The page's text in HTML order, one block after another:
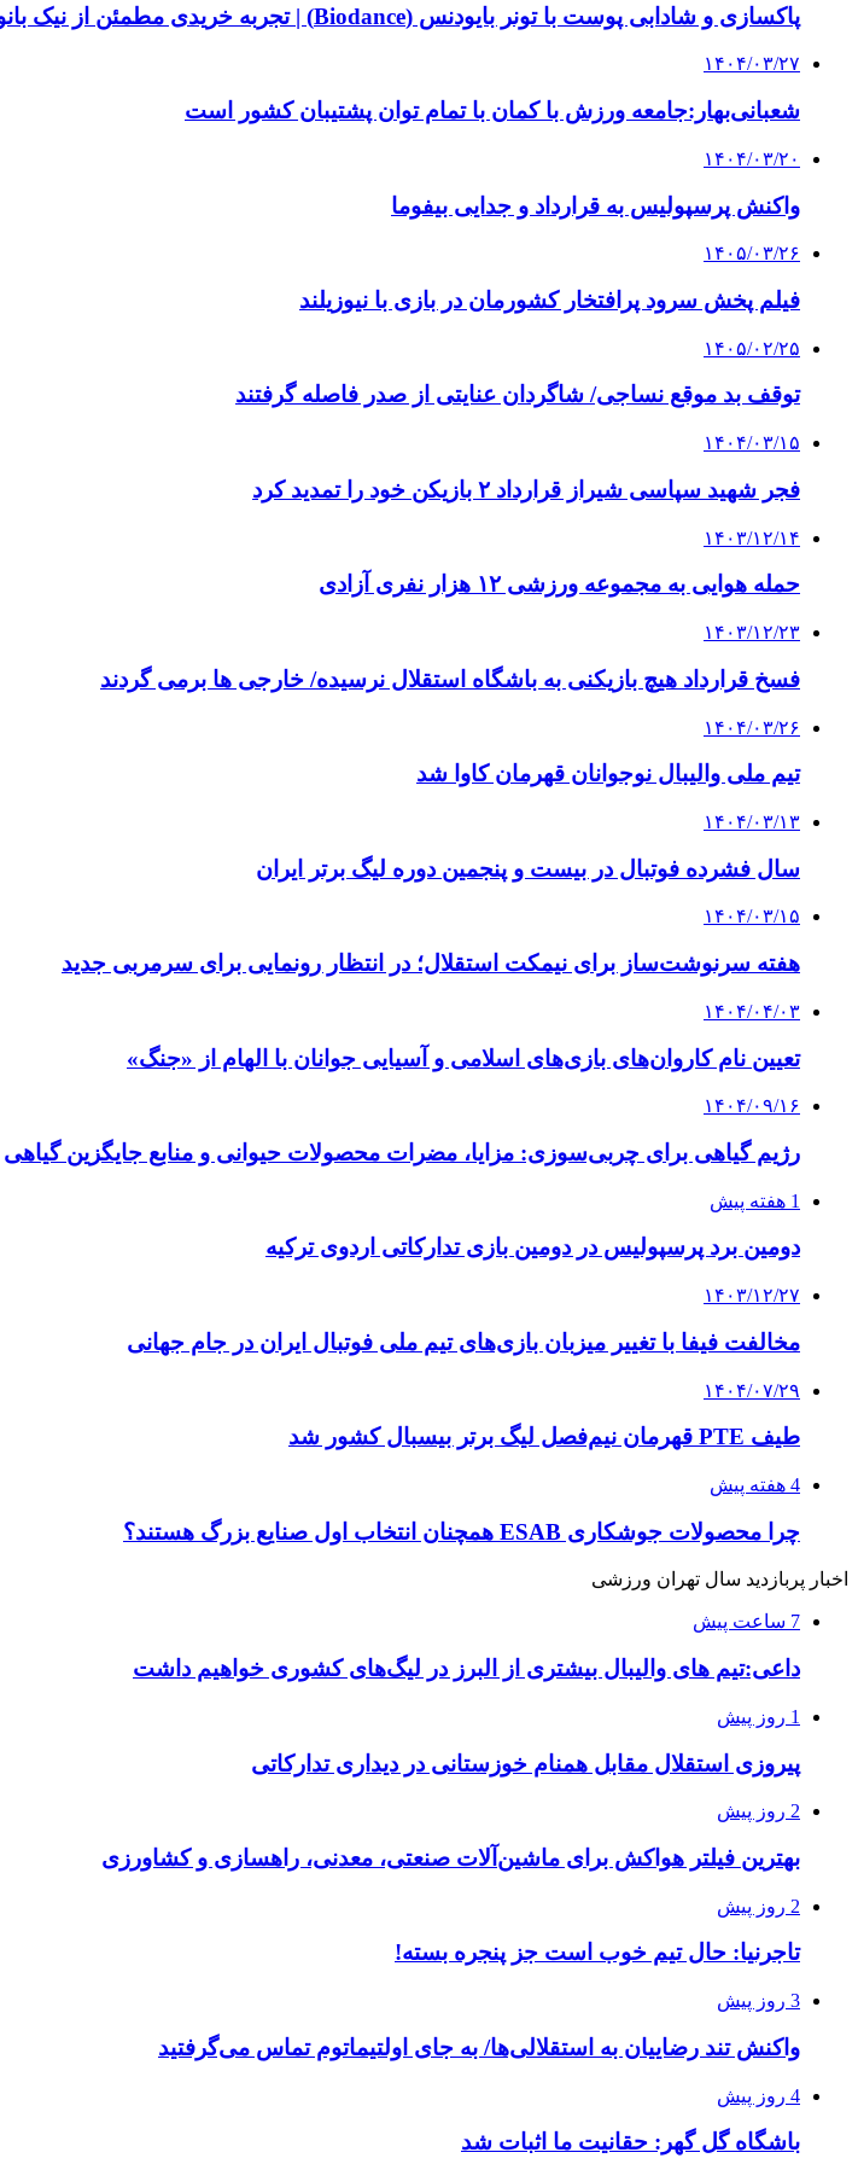
پاکسازی و شادابی پوست با تونر بایودنس (Biodance) | تجربه خریدی مطمئن از نیک بانو
۱۴۰۴/۰۳/۲۷
شعبانی‌بهار:جامعه ورزش با کمان با تمام توان پشتیبان کشور است
۱۴۰۴/۰۳/۲۰
واکنش پرسپولیس به قرارداد و جدایی بیفوما
۱۴۰۵/۰۳/۲۶
فیلم پخش سرود پرافتخار کشورمان در بازی با نیوزیلند
۱۴۰۵/۰۲/۲۵
توقف بد موقع نساجی/ شاگردان عنایتی از صدر فاصله گرفتند
۱۴۰۴/۰۳/۱۵
فجر شهید سپاسی شیراز قرارداد ٢ بازیکن خود را تمدید کرد
۱۴۰۳/۱۲/۱۴
حمله هوایی به مجموعه ورزشی ۱۲ هزار نفری آزادی
۱۴۰۳/۱۲/۲۳
فسخ قرارداد هیچ بازیکنی به باشگاه استقلال نرسیده/ خارجی ها برمی گردند
۱۴۰۴/۰۳/۲۶
تیم ملی والیبال نوجوانان قهرمان کاوا شد
۱۴۰۴/۰۳/۱۳
سال فشرده فوتبال در بیست و پنجمین دوره لیگ برتر ایران
۱۴۰۴/۰۳/۱۵
هفته سرنوشت‌ساز برای نیمکت استقلال؛ در انتظار رونمایی برای سرمربی جدید
۱۴۰۴/۰۴/۰۳
تعیین نام کاروان‌های بازی‌های اسلامی و آسیایی جوانان با الهام از «جنگ»
۱۴۰۴/۰۹/۱۶
رژیم گیاهی برای چربی‌سوزی: مزایا، مضرات محصولات حیوانی و منابع جایگزین گیاهی
1 هفته پیش
دومین برد پرسپولیس در دومین بازی تدارکاتی اردوی ترکیه
۱۴۰۳/۱۲/۲۷
مخالفت فیفا با تغییر میزبان بازی‌های تیم ملی فوتبال ایران در جام جهانی
۱۴۰۴/۰۷/۲۹
طیف PTE قهرمان نیم‌فصل لیگ برتر بیسبال کشور شد
4 هفته پیش
چرا محصولات جوشکاری ESAB همچنان انتخاب اول صنایع بزرگ هستند؟
اخبار پربازدید سال تهران ورزشی
7 ساعت پیش
داعی:تیم های والیبال بیشتری از البرز در لیگ‌های کشوری خواهیم داشت
1 روز پیش
پیروزی استقلال مقابل همنام خوزستانی در دیداری تدارکاتی
2 روز پیش
بهترین فیلتر هواکش برای ماشین‌آلات صنعتی، معدنی، راهسازی و کشاورزی
2 روز پیش
تاجرنیا: حال تیم خوب است جز پنجره بسته!
3 روز پیش
واکنش تند رضاییان به استقلالی‌ها/ به جای اولتیماتوم تماس می‌گرفتید
4 روز پیش
باشگاه گل گهر: حقانیت ما اثبات شد